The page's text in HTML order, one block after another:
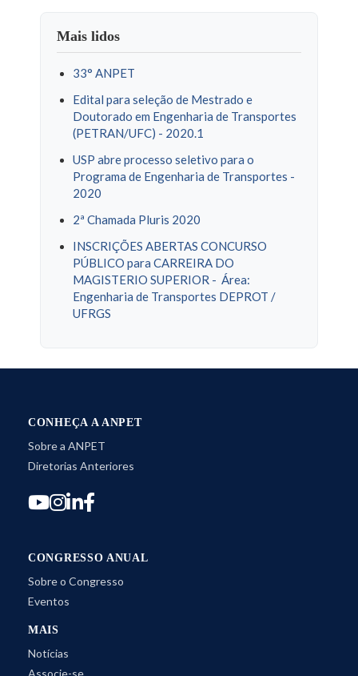
Mais lidos
33° ANPET
Edital para seleção de Mestrado e
Doutorado em Engenharia de Transportes
(PETRAN/UFC) - 2020.1
USP abre processo seletivo para o
Programa de Engenharia de Transportes -
2020
2ª Chamada Pluris 2020
INSCRIÇÕES ABERTAS CONCURSO
PÚBLICO para CARREIRA DO
MAGISTERIO SUPERIOR - Área:
Engenharia de Transportes DEPROT /
UFRGS
CONHEÇA A ANPET
Sobre a ANPET
Diretorias Anteriores
CONGRESSO ANUAL
Sobre o Congresso
Eventos
MAIS
Notícias